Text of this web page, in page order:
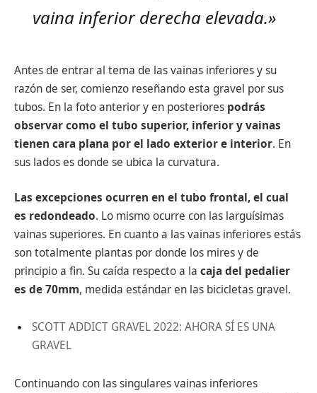
vaina inferior derecha elevada.»
Antes de entrar al tema de las vainas inferiores y su
razón de ser, comienzo reseñando esta gravel por sus
tubos. En la foto anterior y en posteriores podrás
observar como el tubo superior, inferior y vainas
tienen cara plana por el lado exterior e interior. En
sus lados es donde se ubica la curvatura.
Las excepciones ocurren en el tubo frontal, el cual
es redondeado. Lo mismo ocurre con las larguísimas
vainas superiores. En cuanto a las vainas inferiores estás
son totalmente plantas por donde los mires y de
principio a fin. Su caída respecto a la caja del pedalier
es de 70mm, medida estándar en las bicicletas gravel.
SCOTT ADDICT GRAVEL 2022: AHORA SÍ ES UNA
GRAVEL
Continuando con las singulares vainas inferiores